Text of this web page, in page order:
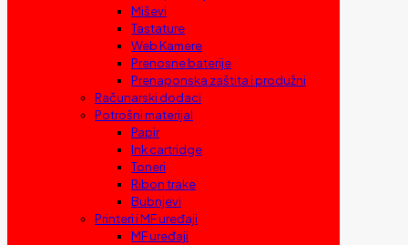
Miševi
Tastature
Web Kamere
Prenosne baterije
Prenaponska zaštita i produžni
Računarski dodaci
Potrošni materijal
Papir
Ink cartridge
Toneri
Ribon trake
Bubnjevi
Printeri i MF uređaji
MF uređaji